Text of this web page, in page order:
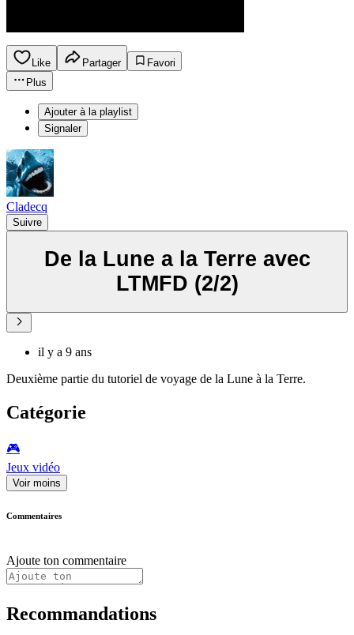
Like Partager
Favori
Plus
Ajouter à la playlist
Signaler
Cladecq
Suivre
De la Lune a la Terre avec
LTMFD (2/2)
il y a 9 ans
Deuxième partie du tutoriel de voyage de la Lune à la Terre.
Catégorie
🎮️
Jeux vidéo
Voir moins
Commentaires
Ajoute ton commentaire
Recommandations